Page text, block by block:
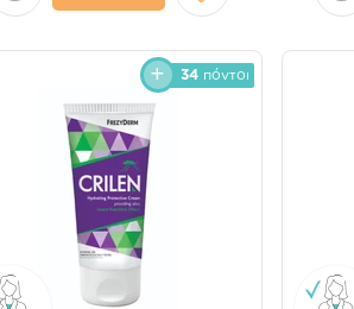
34πόντοι